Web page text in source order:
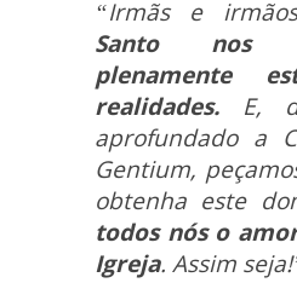
“Irmãs e
Santo nos
plenamente
realidades. E,
aprofundado a
Gentium,
obtenha este
todos nós o
Igreja. Assim